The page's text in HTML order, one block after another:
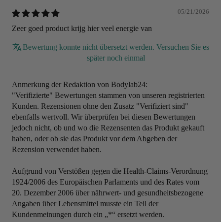
05/21/2026
Zeer goed product krijg hier veel energie van
Bewertung konnte nicht übersetzt werden. Versuchen Sie es
später noch einmal
Anmerkung der Redaktion von Bodylab24:
"Verifizierte" Bewertungen stammen von unseren registrierten
Kunden. Rezensionen ohne den Zusatz "Verifiziert sind"
ebenfalls wertvoll. Wir überprüfen bei diesen Bewertungen
jedoch nicht, ob und wo die Rezensenten das Produkt gekauft
haben, oder ob sie das Produkt vor dem Abgeben der
Rezension verwendet haben.
Aufgrund von Verstößen gegen die Health-Claims-Verordnung
1924/2006 des Europäischen Parlaments und des Rates vom
20. Dezember 2006 über nährwert- und gesundheitsbezogene
Angaben über Lebensmittel musste ein Teil der
Kundenmeinungen durch ein „*“ ersetzt werden.